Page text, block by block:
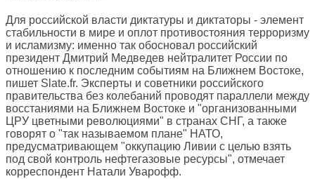
Для российской власти диктатуры и диктаторы - элемент
стабильности в мире и оплот противостояния терроризму
и исламизму: именно так обосновал российский
президент Дмитрий Медведев нейтралитет России по
отношению к последним событиям на Ближнем Востоке,
пишет Slate.fr. Эксперты и советники российского
правительства без колебаний проводят параллели между
восстаниями на Ближнем Востоке и "организованными
ЦРУ цветными революциями" в странах СНГ, а также
говорят о "так называемом плане" НАТО,
предусматривающем "оккупацию Ливии с целью взять
под свой контроль нефтегазовые ресурсы", отмечает
корреспондент Натали Уварофф.